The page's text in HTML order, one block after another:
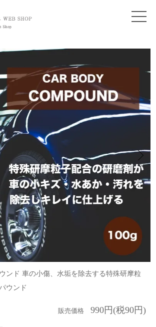
ンド 車の小傷、水垢を除去する特殊研摩粒
ウンド
販売価格 990円(税90円)